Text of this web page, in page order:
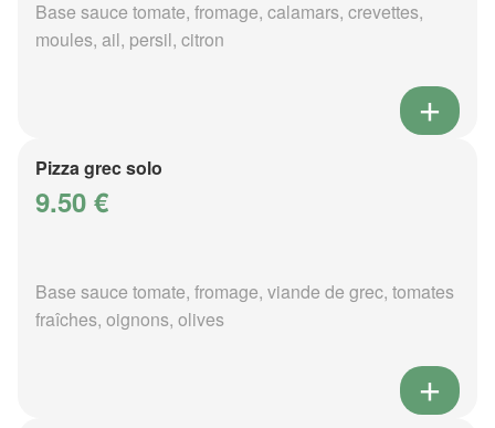
Base sauce tomate, fromage, calamars, crevettes,
moules, ail, persil, citron
Pizza grec solo
9.50 €
Base sauce tomate, fromage, viande de grec, tomates
fraîches, oignons, olives